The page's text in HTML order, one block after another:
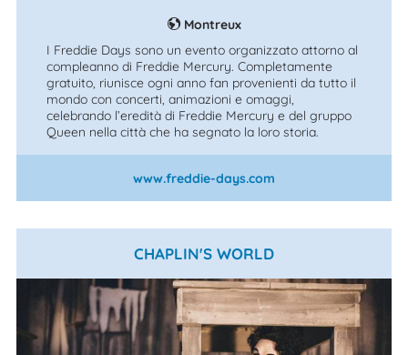
Montreux
I Freddie Days sono un evento organizzato attorno al
compleanno di Freddie Mercury. Completamente
gratuito, riunisce ogni anno fan provenienti da tutto il
mondo con concerti, animazioni e omaggi,
celebrando l’eredità di Freddie Mercury e del gruppo
Queen nella città che ha segnato la loro storia.
www.freddie-days.com
CHAPLIN'S WORLD